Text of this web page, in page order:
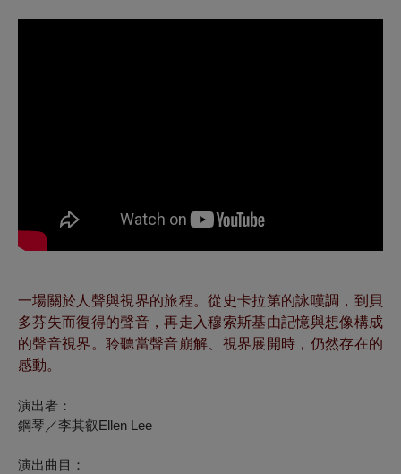
一場關於人聲與視界的旅程。從史卡拉第的詠嘆調，到貝
多芬失而復得的聲音，再走入穆索斯基由記憶與想像構成
的聲音視界。聆聽當聲音崩解、視界展開時，仍然存在的
感動。
演出者 ：
鋼琴／李其叡Ellen Lee
演出曲目：